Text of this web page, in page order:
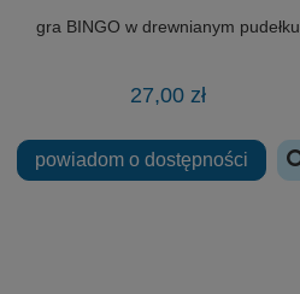
gra BINGO w drewnianym pudełku
27,00 zł
powiadom o dostępności